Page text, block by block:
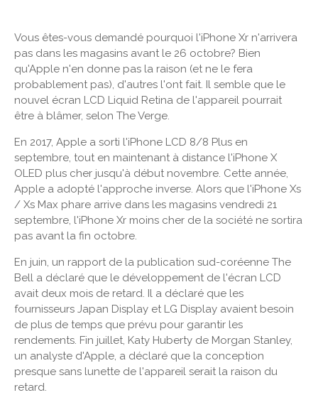
Vous êtes-vous demandé pourquoi l'iPhone Xr n'arrivera
pas dans les magasins avant le 26 octobre? Bien
qu'Apple n'en donne pas la raison (et ne le fera
probablement pas), d'autres l'ont fait. Il semble que le
nouvel écran LCD Liquid Retina de l'appareil pourrait
être à blâmer, selon The Verge.
En 2017, Apple a sorti l'iPhone LCD 8/8 Plus en
septembre, tout en maintenant à distance l'iPhone X
OLED plus cher jusqu'à début novembre. Cette année,
Apple a adopté l'approche inverse. Alors que l'iPhone Xs
/ Xs Max phare arrive dans les magasins vendredi 21
septembre, l'iPhone Xr moins cher de la société ne sortira
pas avant la fin octobre.
En juin, un rapport de la publication sud-coréenne The
Bell a déclaré que le développement de l'écran LCD
avait deux mois de retard. Il a déclaré que les
fournisseurs Japan Display et LG Display avaient besoin
de plus de temps que prévu pour garantir les
rendements. Fin juillet, Katy Huberty de Morgan Stanley,
un analyste d'Apple, a déclaré que la conception
presque sans lunette de l'appareil serait la raison du
retard.